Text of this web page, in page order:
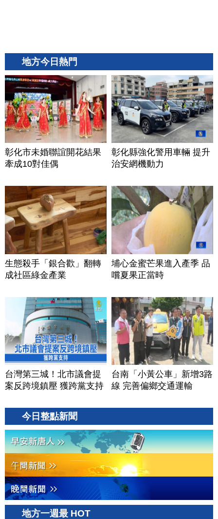
地方今日熱門
彰化市未婚聯誼開花結果
牽成10對佳偶
彰化縣強化警用車輛 提升
治安網機動力
生態殺手「銀合歡」翻轉
成社區綠金產業
埔心金蜜芒果進入產季 品
嚐夏果正當時
台灣第三城！北市議會提
案反跨境鎮壓 獲跨黨支持
台南「小黃公車」新增3路
線 完善偏鄉交通運輸
今日整點新聞
地方一週最 HOT